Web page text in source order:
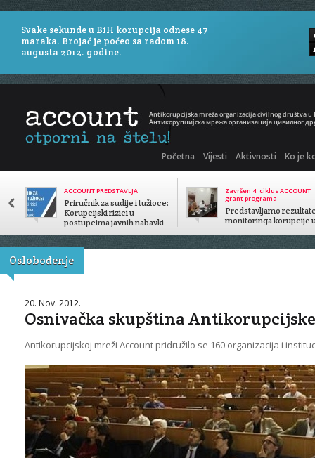
Svake sekunde u BiH korupcija odnese 47
maraka. Brojač je počeo sa radom 18.
augusta 2012. godine.
Početna Vijesti Aktivnosti Ko je
ACCOUNT PREDSTAVLJA
Priručnik za sudije i tužioce:
Korupcijski rizici u
postupcima javnih nabavki
Završen 4. ciklus ACCOUNT
grant programa
Predstavljamo
monitoringa korupcije
Oslobođenje
20. Nov. 2012.
Osnivačka skupština
Antikorupcijskoj mreži Account pridružilo se 160 organizacija i